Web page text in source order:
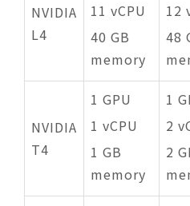
NVIDIA
L4
11 vCPU
40 GB
memory
12
48
NVIDIA
T4
1 GPU
1 vCPU
1 GB
memory
1
2
2